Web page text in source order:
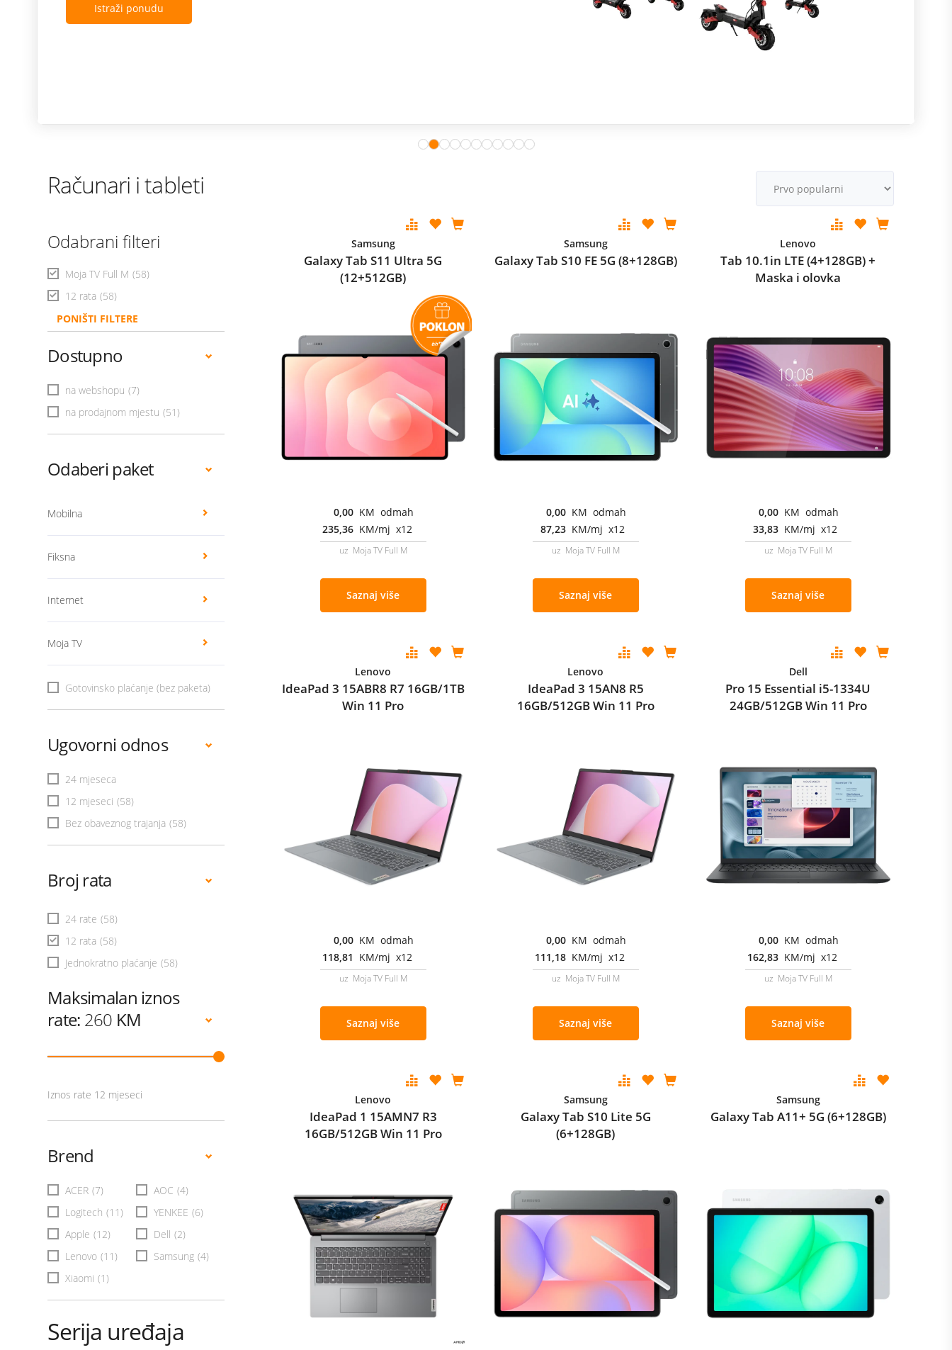
Istraži ponudu
Računari i tableti
Odabrani filteri
Moja TV Full M (58)
12 rata (58)
PONIŠTI FILTERE
Dostupno
na webshopu (7)
na prodajnom mjestu (51)
Odaberi paket
Mobilna
Fiksna
Internet
Moja TV
Gotovinsko plaćanje (bez paketa)
Ugovorni odnos
24 mjeseca
12 mjeseci (58)
Bez obaveznog trajanja (58)
Broj rata
24 rate (58)
12 rata (58)
Jednokratno plaćanje (58)
Maksimalan iznos
rate: 260 KM
Iznos rate 12 mjeseci
Brend
ACER (7) AOC (4)
Logitech (11) YENKEE (6)
Apple (12) Dell (2)
Lenovo (11) Samsung (4)
Xiaomi (1)
Serija uređaja
Samsung
Galaxy Tab S11 Ultra 5G
(12+512GB)
0,00 KM odmah
235,36 KM/mj x12
uz Moja TV Full M
Saznaj više
Samsung
Galaxy Tab S10 FE 5G (8+128GB)
0,00 KM odmah
87,23 KM/mj x12
uz Moja TV Full M
Saznaj više
Lenovo
Tab 10.1in LTE (4+128GB) +
Maska i olovka
0,00 KM odmah
33,83 KM/mj x12
uz Moja TV Full M
Saznaj više
Lenovo
IdeaPad 3 15ABR8 R7 16GB/1TB
Win 11 Pro
0,00 KM odmah
118,81 KM/mj x12
uz Moja TV Full M
Saznaj više
Lenovo
IdeaPad 3 15AN8 R5
16GB/512GB Win 11 Pro
0,00 KM odmah
111,18 KM/mj x12
uz Moja TV Full M
Saznaj više
Dell
Pro 15 Essential i5-1334U
24GB/512GB Win 11 Pro
0,00 KM odmah
162,83 KM/mj x12
uz Moja TV Full M
Saznaj više
Lenovo
IdeaPad 1 15AMN7 R3
16GB/512GB Win 11 Pro
Samsung
Galaxy Tab S10 Lite 5G
(6+128GB)
Samsung
Galaxy Tab A11+ 5G (6+128GB)